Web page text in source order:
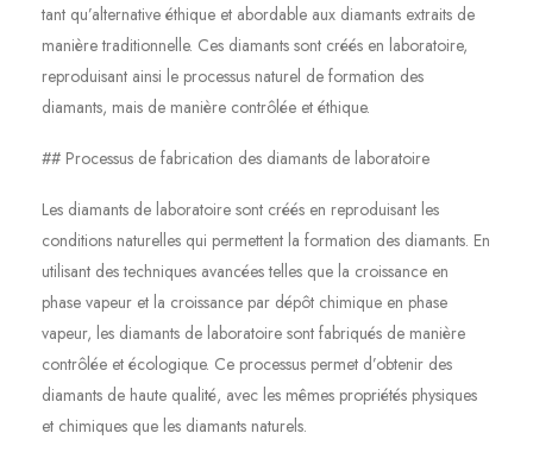
tant qu’alternative éthique et abordable aux diamants extraits de
manière traditionnelle. Ces diamants sont créés en laboratoire,
reproduisant ainsi le processus naturel de formation des
diamants, mais de manière contrôlée et éthique.
## Processus de fabrication des diamants de laboratoire
Les diamants de laboratoire sont créés en reproduisant les
conditions naturelles qui permettent la formation des diamants. En
utilisant des techniques avancées telles que la croissance en
phase vapeur et la croissance par dépôt chimique en phase
vapeur, les diamants de laboratoire sont fabriqués de manière
contrôlée et écologique. Ce processus permet d’obtenir des
diamants de haute qualité, avec les mêmes propriétés physiques
et chimiques que les diamants naturels.